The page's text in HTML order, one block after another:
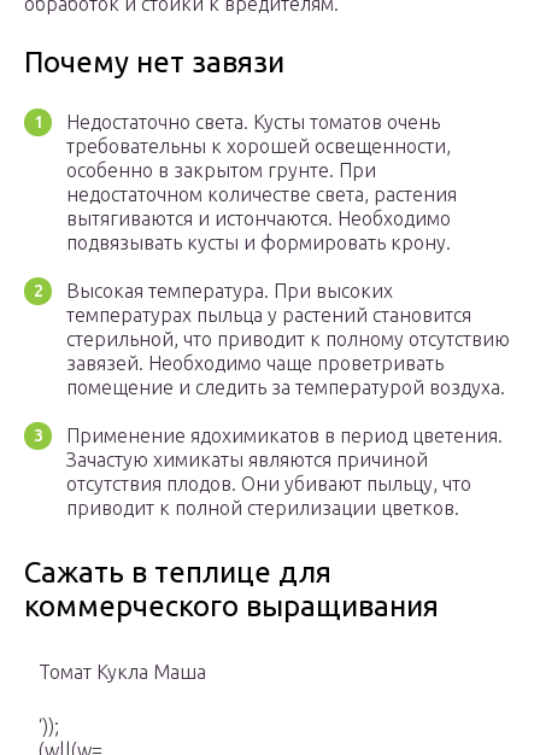
Почему нет завязи
Недостаточно света. Кусты томатов очень
требовательны к хорошей освещенности,
особенно в закрытом грунте. При
недостаточном количестве света, растения
вытягиваются и истончаются. Необходимо
подвязывать кусты и формировать крону.
Высокая температура. При высоких
температурах пыльца у растений становится
стерильной, что приводит к полному отсутствию
завязей. Необходимо чаще проветривать
помещение и следить за температурой воздуха.
Применение ядохимикатов в период цветения.
Зачастую химикаты являются причиной
отсутствия плодов. Они убивают пыльцу, что
приводит к полной стерилизации цветков.
Сажать в теплице для
коммерческого выращивания
Томат Кукла Маша
‘));
(w||(w=